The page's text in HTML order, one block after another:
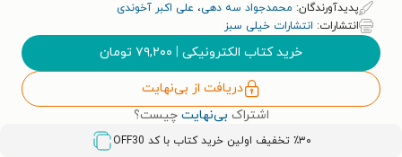
پدیدآورندگان: محمدجواد سه دهی، علی اکبر آخوندی
انتشارات: انتشارات خیلی سبز
خرید کتاب الکترونیکی | ۷۹,۲۰۰ تومان
دریافت از بی‌نهایت
اشتراک بی‌نهایت چیست؟
٪۳۰ تخفیف اولین خرید کتاب با کد OFF30